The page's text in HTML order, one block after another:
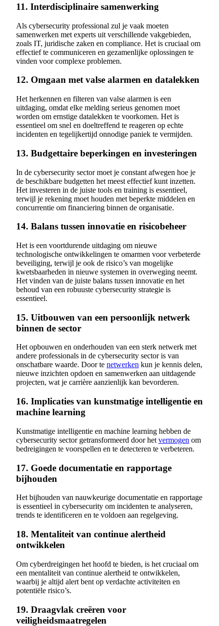
11. Interdisciplinaire samenwerking
Als cybersecurity professional zul je vaak moeten
samenwerken met experts uit verschillende vakgebieden,
zoals IT, juridische zaken en compliance. Het is cruciaal om
effectief te communiceren en gezamenlijke oplossingen te
vinden voor complexe problemen.
12. Omgaan met valse alarmen en datalekken
Het herkennen en filteren van valse alarmen is een
uitdaging, omdat elke melding serieus genomen moet
worden om ernstige datalekken te voorkomen. Het is
essentieel om snel en doeltreffend te reageren op echte
incidenten en tegelijkertijd onnodige paniek te vermijden.
13. Budgettaire beperkingen en investeringen
In de cybersecurity sector moet je constant afwegen hoe je
de beschikbare budgetten het meest effectief kunt inzetten.
Het investeren in de juiste tools en training is essentieel,
terwijl je rekening moet houden met beperkte middelen en
concurrentie om financiering binnen de organisatie.
14. Balans tussen innovatie en risicobeheer
Het is een voortdurende uitdaging om nieuwe
technologische ontwikkelingen te omarmen voor verbeterde
beveiliging, terwijl je ook de risico’s van mogelijke
kwetsbaarheden in nieuwe systemen in overweging neemt.
Het vinden van de juiste balans tussen innovatie en het
behoud van een robuuste cybersecurity strategie is
essentieel.
15. Uitbouwen van een persoonlijk netwerk
binnen de sector
Het opbouwen en onderhouden van een sterk netwerk met
andere professionals in de cybersecurity sector is van
onschatbare waarde. Door te netwerken kun je kennis delen,
nieuwe inzichten opdoen en samenwerken aan uitdagende
projecten, wat je carrière aanzienlijk kan bevorderen.
16. Implicaties van kunstmatige intelligentie en
machine learning
Kunstmatige intelligentie en machine learning hebben de
cybersecurity sector getransformeerd door het vermogen om
bedreigingen te voorspellen en te detecteren te verbeteren.
17. Goede documentatie en rapportage
bijhouden
Het bijhouden van nauwkeurige documentatie en rapportage
is essentieel in cybersecurity om incidenten te analyseren,
trends te identificeren en te voldoen aan regelgeving.
18. Mentaliteit van continue alertheid
ontwikkelen
Om cyberdreigingen het hoofd te bieden, is het cruciaal om
een mentaliteit van continue alertheid te ontwikkelen,
waarbij je altijd alert bent op verdachte activiteiten en
potentiële risico’s.
19. Draagvlak creëren voor
veiligheidsmaatregelen